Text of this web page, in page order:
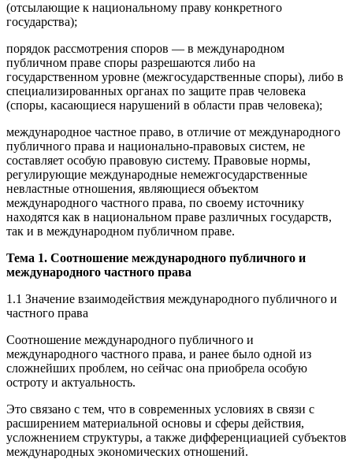
(отсылающие к национальному праву конкретного
государства);
порядок рассмотрения споров — в международном
публичном праве споры разрешаются либо на
государственном уровне (межгосударственные споры), либо в
специализированных органах по защите прав человека
(споры, касающиеся нарушений в области прав человека);
международное частное право, в отличие от международного
публичного права и национально-правовых систем, не
составляет особую правовую систему. Правовые нормы,
регулирующие международные немежгосударственные
невластные отношения, являющиеся объектом
международного частного права, по своему источнику
находятся как в национальном праве различных государств,
так и в международном публичном праве.
Тема 1. Соотношение международного публичного и
международного частного права
1.1 Значение взаимодействия международного публичного и
частного права
Соотношение международного публичного и
международного частного права, и ранее было одной из
сложнейших проблем, но сейчас она приобрела особую
остроту и актуальность.
Это связано с тем, что в современных условиях в связи с
расширением материальной основы и сферы действия,
усложнением структуры, а также дифференциацией субъектов
международных экономических отношений.